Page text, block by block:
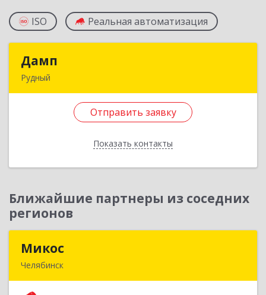
ISO Реальная автоматизация
Дамп
Рудный
Отправить заявку
Показать контакты
Автовокзала 3-35
Ближайшие партнеры из соседних
регионов
Микос
Челябинск